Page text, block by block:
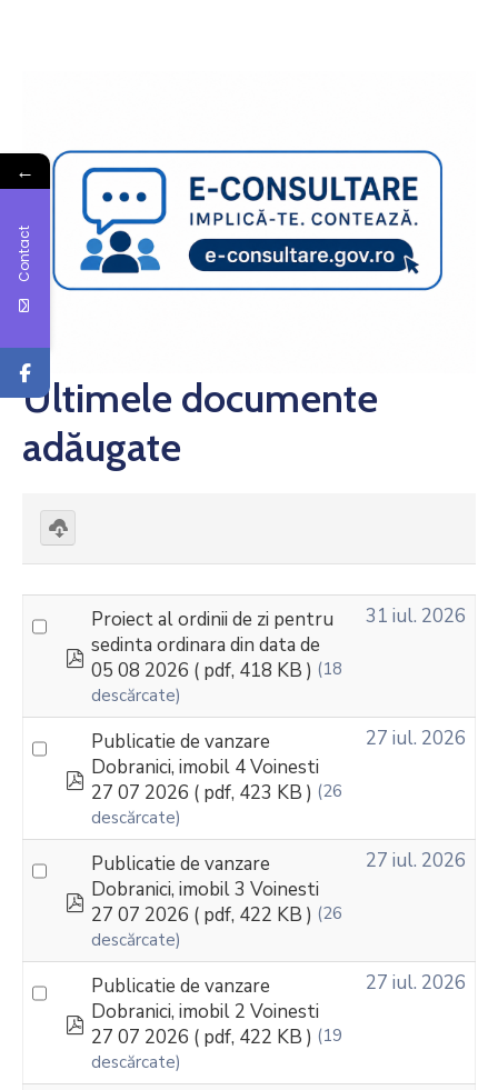
Ultimele documente
adăugate
pdf
Proiect al ordinii de zi pentru
sedinta ordinara din data de
05 08 2026 ( pdf, 418 KB ) (18
descărcate)
31 iul. 2026
pdf
Publicatie de vanzare
Dobranici, imobil 4 Voinesti
27 07 2026 ( pdf, 423 KB ) (26
descărcate)
27 iul. 2026
pdf
Publicatie de vanzare
Dobranici, imobil 3 Voinesti
27 07 2026 ( pdf, 422 KB ) (26
descărcate)
27 iul. 2026
pdf
Publicatie de vanzare
Dobranici, imobil 2 Voinesti
27 07 2026 ( pdf, 422 KB ) (19
descărcate)
27 iul. 2026
←
Contact